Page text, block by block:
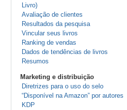
Livro)
Avaliação de clientes
Resultados da pesquisa
Vincular seus livros
Ranking de vendas
Dados de tendências de livros
Resumos
Marketing e distribuição
Diretrizes para o uso do selo
“Disponível na Amazon” por autores
KDP